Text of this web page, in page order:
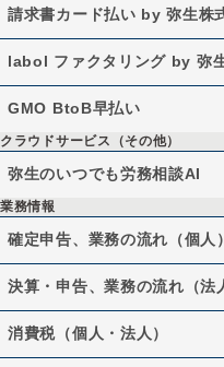
請求書カード払い by 弥生株
labol ファクタリング by 弥
GMO BtoB早払い
クラウドサービス（その他）
弥生のいつでも労務相談AI
業務情報
確定申告、業務の流れ（個人）
決算・申告、業務の流れ（法
消費税（個人・法人）